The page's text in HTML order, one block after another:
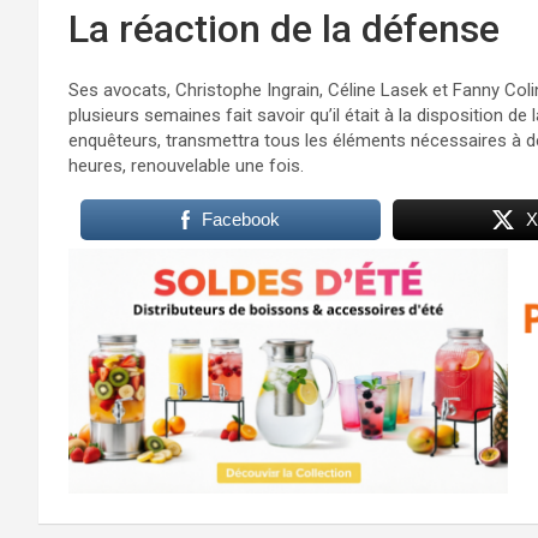
La réaction de la défense
Ses avocats, Christophe Ingrain, Céline Lasek et Fanny
plusieurs semaines fait savoir qu’il était à la disposition
enquêteurs, transmettra tous les éléments nécessaires à
heures, renouvelable une fois.
Facebook